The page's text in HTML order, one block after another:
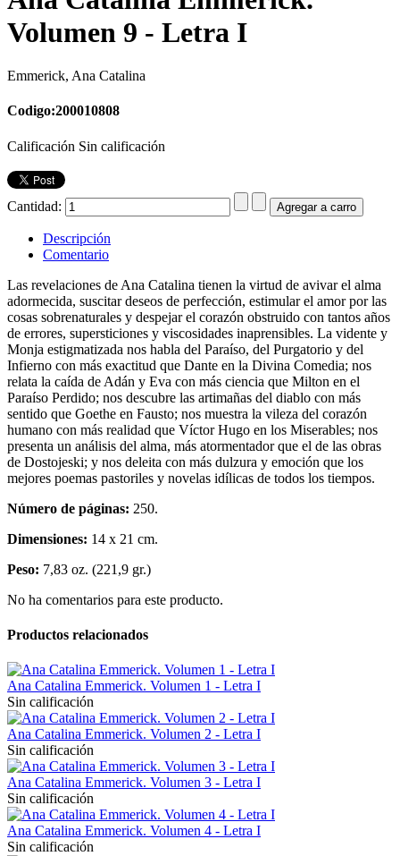
Volumen 9 - Letra I
Emmerick, Ana Catalina
Codigo:200010808
Calificación Sin calificación
Cantidad:
Descripción
Comentario
Las revelaciones de Ana Catalina tienen la virtud de avivar el alma
adormecida, suscitar deseos de perfección, estimular el amor por las
cosas sobrenaturales y despejar el corazón obstruido con tantos años
de errores, supersticiones y viscosidades inaprensibles. La vidente y
Monja estigmatizada nos habla del Paraíso, del Purgatorio y del
Infierno con más exactitud que Dante en la Divina Comedia; nos
relata la caída de Adán y Eva con más ciencia que Milton en el
Paraíso Perdido; nos descubre las artimañas del diablo con más
sentido que Goethe en Fausto; nos muestra la vileza del corazón
humano con más realidad que Víctor Hugo en los Miserables; nos
presenta un análisis del alma, más atormentador que el de las obras
de Dostojeski; y nos deleita con más dulzura y emoción que los
mejores poemas pastoriles y novelas idílicas de todos los tiempos.
Número de páginas: 250.
Dimensiones: 14 x 21 cm.
Peso: 7,83 oz. (221,9 gr.)
No ha comentarios para este producto.
Productos relacionados
Ana Catalina Emmerick. Volumen 1 - Letra I
Sin calificación
Ana Catalina Emmerick. Volumen 2 - Letra I
Sin calificación
Ana Catalina Emmerick. Volumen 3 - Letra I
Sin calificación
Ana Catalina Emmerick. Volumen 4 - Letra I
Sin calificación